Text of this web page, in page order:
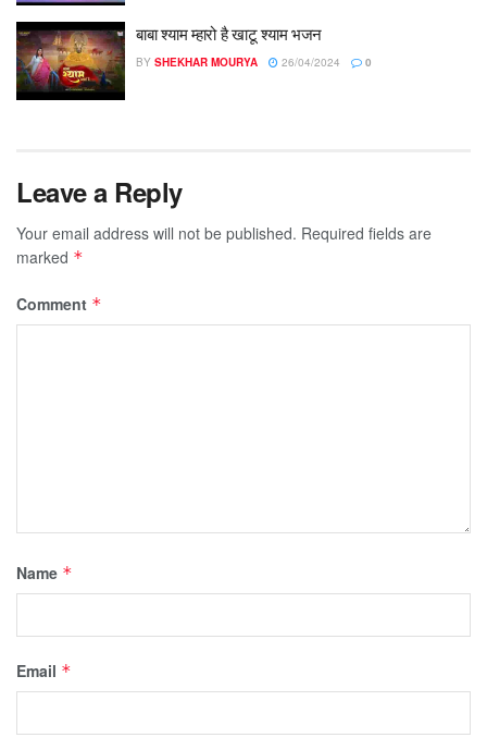
बाबा श्याम म्हारो है खाटू श्याम भजन
BY SHEKHAR MOURYA 26/04/2024 0
Leave a Reply
Your email address will not be published. Required fields are
marked *
Comment *
Name *
Email *